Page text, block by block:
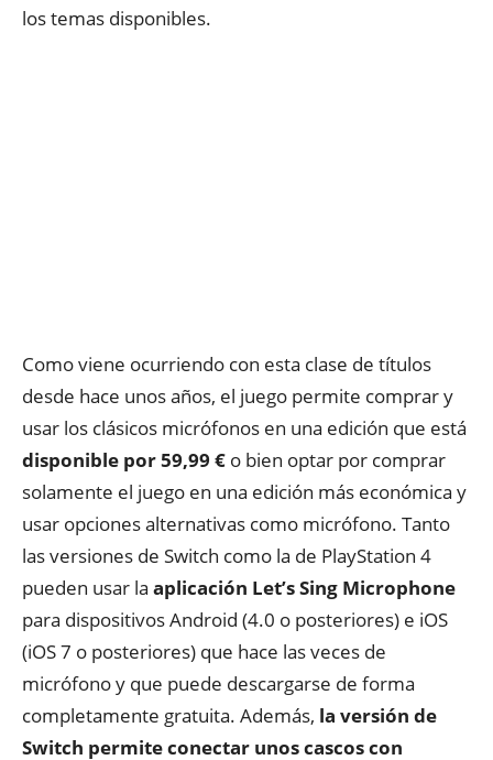
los temas disponibles.
Como viene ocurriendo con esta clase de títulos
desde hace unos años, el juego permite comprar y
usar los clásicos micrófonos en una edición que está
disponible por 59,99 € o bien optar por comprar
solamente el juego en una edición más económica y
usar opciones alternativas como micrófono. Tanto
las versiones de Switch como la de PlayStation 4
pueden usar la aplicación Let’s Sing Microphone
para dispositivos Android (4.0 o posteriores) e iOS
(iOS 7 o posteriores) que hace las veces de
micrófono y que puede descargarse de forma
completamente gratuita. Además, la versión de
Switch permite conectar unos cascos con